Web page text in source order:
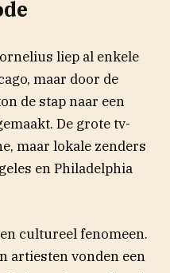
liep al enkele
maar door de
de stap naar een
De grote tv-
maar lokale zenders
en Philadelphia
cultureel fenomeen.
artiesten vonden een